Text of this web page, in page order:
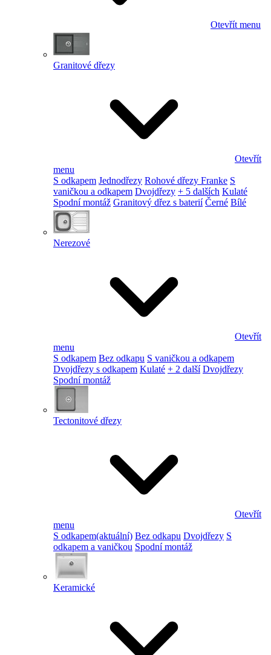
Otevřít menu
Granitové dřezy
Otevřít
menu
S odkapem Jednodřezy Rohové dřezy Franke S
vaničkou a odkapem Dvojdřezy + 5 dalších Kulaté
Spodní montáž Granitový dřez s baterií Černé Bílé
Nerezové
Otevřít
menu
S odkapem Bez odkapu S vaničkou a odkapem
Dvojdřezy s odkapem Kulaté + 2 další Dvojdřezy
Spodní montáž
Tectonitové dřezy
Otevřít
menu
S odkapem(aktuální) Bez odkapu Dvojdřezy S
odkapem a vaničkou Spodní montáž
Keramické